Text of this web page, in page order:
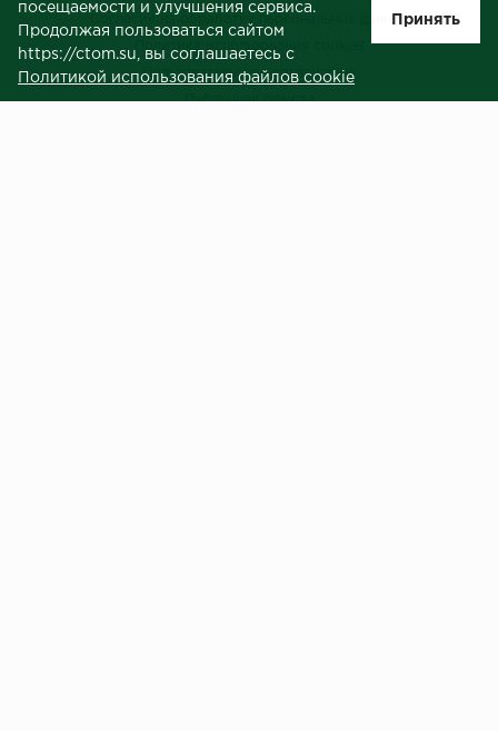
Согласие на обработку персональных данных
Пользовательское соглашение
Публичная оферта
посещаемости и улучшения сервиса.
Продолжая пользоваться сайтом
https://ctom.su, вы соглашаетесь с
Политикой использования файлов cookie
Принять